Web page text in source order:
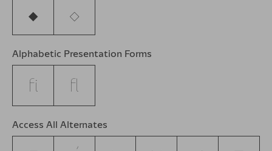
⬥ ⬦
Alphabetic Presentation Forms
ﬁ ﬂ
Access All Alternates